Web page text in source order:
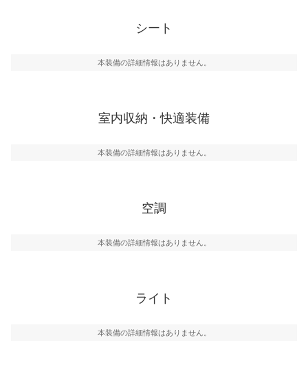
シート
本装備の詳細情報はありません。
室内収納・快適装備
本装備の詳細情報はありません。
空調
本装備の詳細情報はありません。
ライト
本装備の詳細情報はありません。